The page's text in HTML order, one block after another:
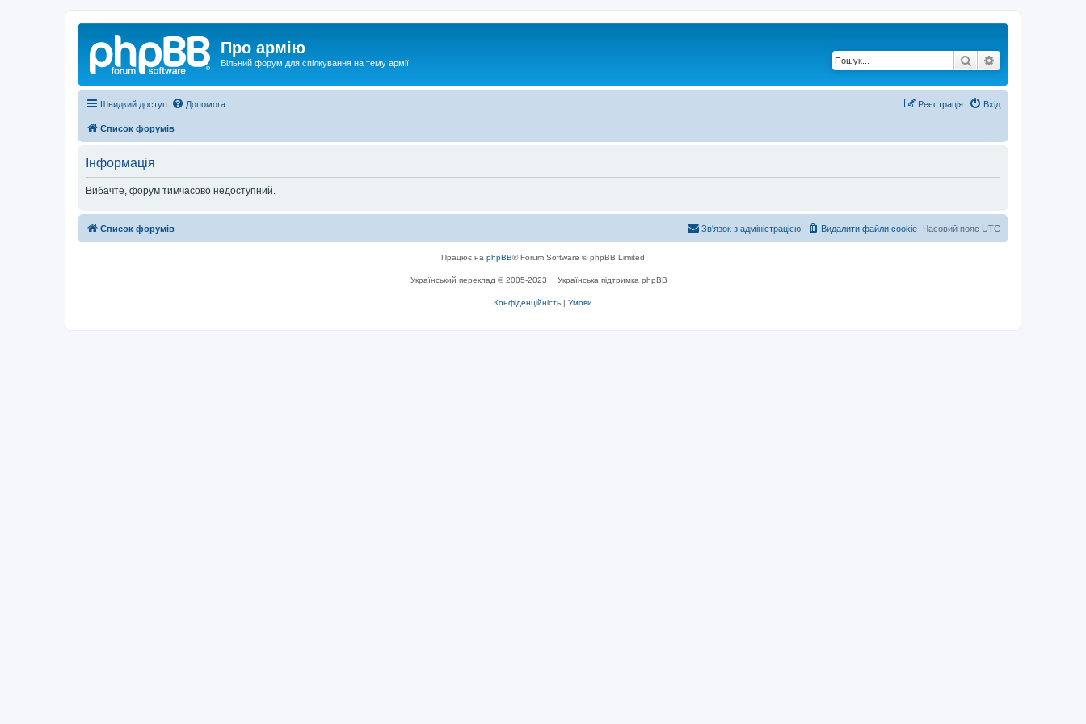
Про армію
Вільний форум для спілкування на тему армії Пошук
Швидкий доступ Допомога Вхід
Реєстрація
Список форумів
Інформація
Вибачте, форум тимчасово недоступний.
Список форумів Часовий пояс UTC
Видалити файли cookie
Зв'язок з адміністрацією
Працює на phpBB® Forum Software © phpBB Limited
Український переклад © 2005-2023 Українська підтримка phpBB
Конфіденційність | Умови